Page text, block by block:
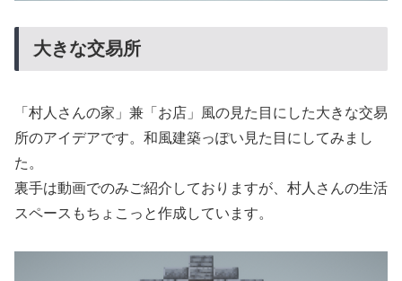
大きな交易所
「村人さんの家」兼「お店」風の見た目にした大きな交易
所のアイデアです。和風建築っぽい見た目にしてみまし
た。
裏手は動画でのみご紹介しておりますが、村人さんの生活
スペースもちょこっと作成しています。